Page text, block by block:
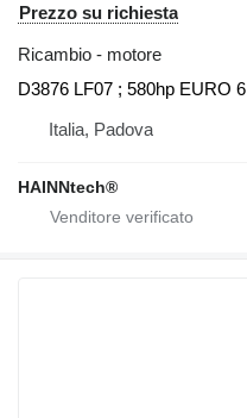
Prezzo su richiesta
Ricambio - motore
D3876 LF07 ; 580hp EURO 6
Italia, Padova
HAINNtech®